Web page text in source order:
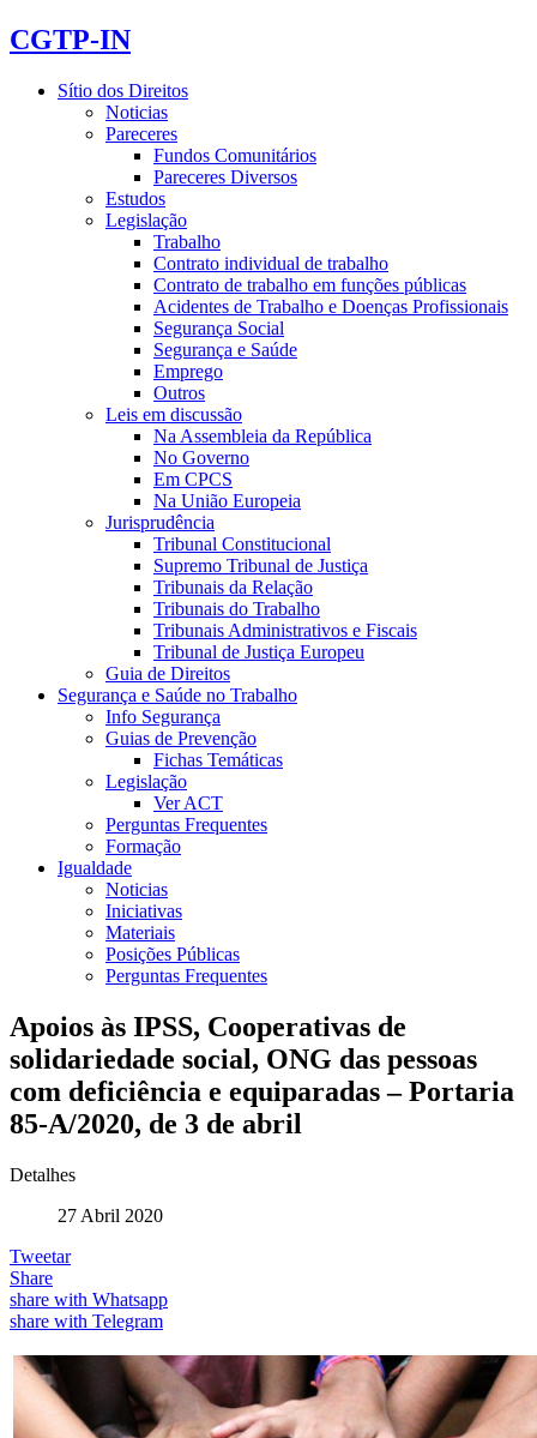
CGTP-IN
Sítio dos Direitos
Noticias
Pareceres
Fundos Comunitários
Pareceres Diversos
Estudos
Legislação
Trabalho
Contrato individual de trabalho
Contrato de trabalho em funções públicas
Acidentes de Trabalho e Doenças Profissionais
Segurança Social
Segurança e Saúde
Emprego
Outros
Leis em discussão
Na Assembleia da República
No Governo
Em CPCS
Na União Europeia
Jurisprudência
Tribunal Constitucional
Supremo Tribunal de Justiça
Tribunais da Relação
Tribunais do Trabalho
Tribunais Administrativos e Fiscais
Tribunal de Justiça Europeu
Guia de Direitos
Segurança e Saúde no Trabalho
Info Segurança
Guias de Prevenção
Fichas Temáticas
Legislação
Ver ACT
Perguntas Frequentes
Formação
Igualdade
Noticias
Iniciativas
Materiais
Posições Públicas
Perguntas Frequentes
Apoios às IPSS, Cooperativas de
solidariedade social, ONG das pessoas
com deficiência e equiparadas – Portaria
85-A/2020, de 3 de abril
Detalhes
27 Abril 2020
Tweetar
Share
share with Whatsapp
share with Telegram